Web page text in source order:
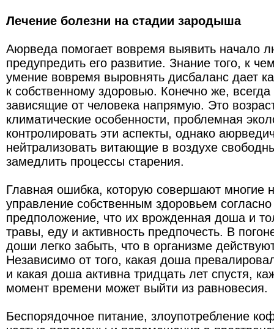
Лечение болезни на стадии зародыша
Аюрведа помогает вовремя выявить начало
предупредить его развитие. Знание того, к
умение вовремя выровнять дисбаланс дает
к собственному здоровью. Конечно же,
зависящие от человека напрямую. Это
климатические особенности, проблемная
контролировать эти аспекты, однако
нейтрализовать витающие в воздухе
замедлить процессы старения.
Главная ошибка, которую совершают многие
управление собственным здоровьем
предположение, что их врожденная доша и
травы, еду и активность предпочесть. В
доши легко забыть, что в организме
Независимо от того, какая доша
и какая доша активна тридцать лет спустя,
момент времени может выйти из равновесия.
Беспорядочное питание, злоупотребление